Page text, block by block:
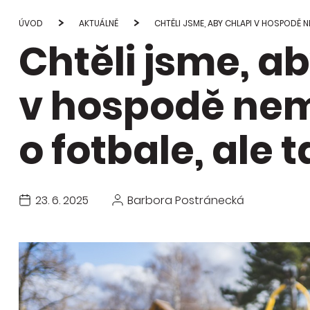
změny
ÚVOD AKTUÁLNĚ CHTĚLI JSME, ABY CHLAPI V HOSPODĚ
Chtěli jsme,
v hospodě
o fotbale, ale
23. 6. 2025 Barbora Postránecká